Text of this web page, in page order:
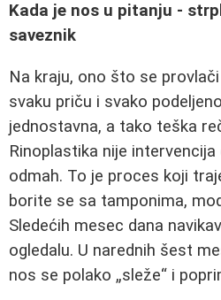
Kada je nos u pitanju -
saveznik
Na kraju, ono što se
svaku priču i svako
jednostavna, a tako teška
Rinoplastika nije
odmah. To je proces koji
borite se sa tamponima,
Sledećih mesec dana
ogledalu. U narednih šest
nos se polako „sleže“ i